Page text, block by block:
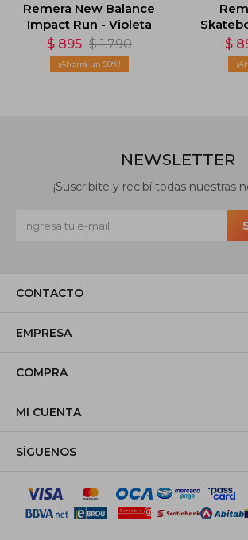
Remera New Balance
Impact Run - Violeta
$ 895 $ 1.790
50
$
CONTACTO
EMPRESA
COMPRA
MI CUENTA
SÍGUENOS
NEWSLETTER
¡Suscribite y recibí todas nuestras